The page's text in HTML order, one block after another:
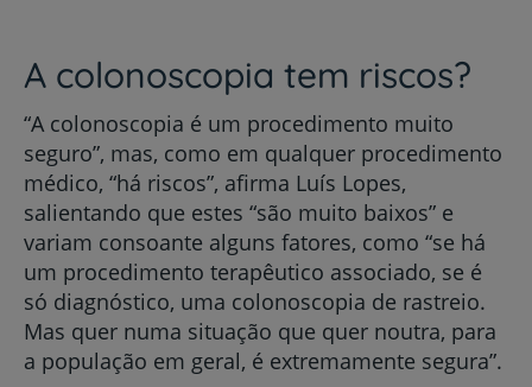
A colonoscopia tem riscos?
“A colonoscopia é um procedimento muito
seguro”, mas, como em qualquer procedimento
médico, “há riscos”, afirma Luís Lopes,
salientando que estes “são muito baixos” e
variam consoante alguns fatores, como “se há
um procedimento terapêutico associado, se é
só diagnóstico, uma colonoscopia de rastreio.
Mas quer numa situação que quer noutra, para
a população em geral, é extremamente segura”.